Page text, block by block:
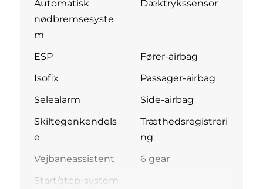
Automatisk
nødbremsesyste
m
Dæktrykssensor
ESP
Fører-airbag
Isofix
Passager-airbag
Selealarm
Side-airbag
Skiltegenkendels
e
Træthedsregistreri
ng
Vejbaneassistent
6 gear
Start/stop-system